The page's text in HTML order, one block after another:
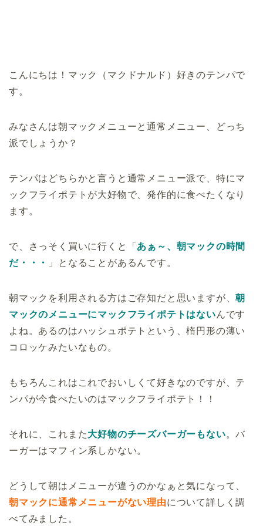
こんにちは！マック（マクドナルド）好きのテンパで
す。
みなさんは朝マックメニューと通常メニュー、どっち
派でしょうか？
テンパはどちらかと言うと通常メニュー派で、特にマ
ックフライポテトが大好物で、発作的に食べたくなり
ます。
で、さっそく買いに行くと「 あぁ～、朝マックの時間
だ・・・
」となることがあるんです。
朝マックを利用される方はご存知だと思いますが、朝
マックのメニューにマックフライポテトはないんです
よね。あるのはハッシュポテトという、楕円形の薄い
コロッケみたいなもの。
もちろんこれはこれでおいしくて好きなのですが、テ
ンパが今食べたいのはマックフライポテト！！
それに、これまた大好物のチーズバーガーもない。バ
ーガーはマフィン系しかない。
どうして朝はメニューが違うのかなぁと気になって、
朝マックに通常メニューがない理由について詳しく調
べてみました。